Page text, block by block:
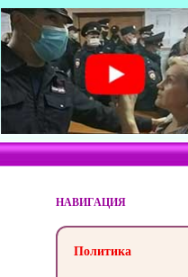
НАВИГАЦИЯ
Политика